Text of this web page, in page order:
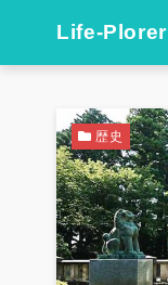
Life-Plorer
歴史